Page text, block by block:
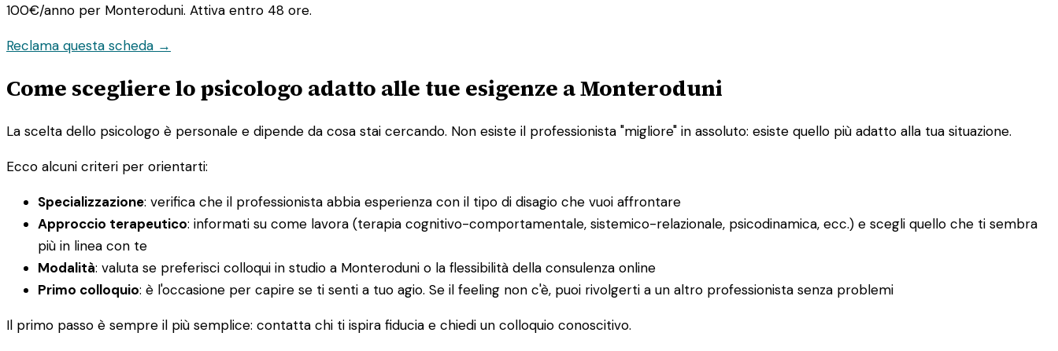
100€/anno per Monteroduni. Attiva entro 48 ore.
Reclama questa scheda →
Come scegliere lo psicologo adatto alle tue esigenze a Monteroduni
La scelta dello psicologo è personale e dipende da cosa stai cercando. Non esiste il professionista "migliore" in assoluto: esiste quello più adatto alla tua situazione.
Ecco alcuni criteri per orientarti:
Specializzazione: verifica che il professionista abbia esperienza con il tipo di disagio che vuoi affrontare
Approccio terapeutico: informati su come lavora (terapia cognitivo-comportamentale, sistemico-relazionale, psicodinamica, ecc.) e scegli quello che ti sembra
più in linea con te
Modalità: valuta se preferisci colloqui in studio a Monteroduni o la flessibilità della consulenza online
Primo colloquio: è l'occasione per capire se ti senti a tuo agio. Se il feeling non c'è, puoi rivolgerti a un altro professionista senza problemi
Il primo passo è sempre il più semplice: contatta chi ti ispira fiducia e chiedi un colloquio conoscitivo.